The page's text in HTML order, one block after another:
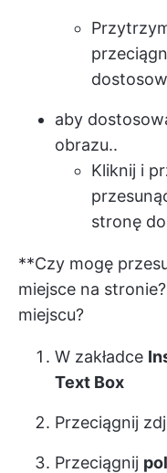
aby
obrazu..
Kliknij i
stronę
**Czy mogę
miejsce na
miejscu?
W zakładce
Text Box
Przeciągnij
Przeciągnij